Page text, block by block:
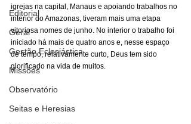
Editorial
Geral
Gestão Eclesiástica
Missões
Observatório
Seitas e Heresias
igrejas na capital, Manaus e apoiando trabalhos no
interior do Amazonas, tiveram mais uma etapa
vitoriosa nomes de junho. No interior o trabalho foi
iniciado há mais de quatro anos e, nesse espaço
de tempo, relativamente curto, Deus tem sido
glorificado na vida de muitos.